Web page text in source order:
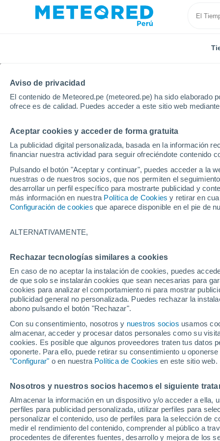
Aviso de privacidad
El contenido de Meteored.pe (meteored.pe) ha sido elaborado
ofrece es de calidad. Puedes acceder a este sitio web
Aceptar cookies y acceder de forma gratuita
La publicidad digital personalizada, basada en la información
financiar nuestra actividad para seguir ofreciéndote contenido
Pulsando el botón "Aceptar y continuar", puedes acceder a la
nuestras o de nuestros socios, que nos permiten el
desarrollar un perfil específico para mostrarte publicidad y
más información en nuestra Política de Cookies y retirar en
Configuración de cookies que aparece disponible en el pie de
ALTERNATIVAMENTE,
Rechazar tecnologías similares a cookies
En caso de no aceptar la instalación de cookies, puedes
de que solo se instalarán cookies que sean necesarias para
cookies para analizar el comportamiento ni para mostrar
publicidad general no personalizada. Puedes rechazar la
abono pulsando el botón "Rechazar".
Con su consentimiento, nosotros y nuestros socios usamos
almacenar, acceder y procesar datos personales como su
cookies. Es posible que algunos proveedores traten tus datos
oponerte. Para ello, puede retirar su consentimiento u
"Configurar" o en nuestra Política de Cookies en este sitio web.
Nosotros y nuestros socios hacemos el siguiente
Almacenar la información en un dispositivo y/o acceder a
perfiles para publicidad personalizada, utilizar perfiles para
personalizar el contenido, uso de perfiles para la selección de
medir el rendimiento del contenido, comprender al público a
procedentes de diferentes fuentes, desarrollo y mejora de los
Inicio Portugal Madeira Funchal
Tiempo en Funchal
02:44 Viernes
22°
Sensación de 22°
Iluminada:
Tiempo 1 - 7 días Mapa de lluvia
Hoy
7 Ago
28° / 21°
Mañana
8 Ago
50%
1.3 mm
27° / 20°
Domingo
9 Ago
60%
0.3 mm
27° / 21°